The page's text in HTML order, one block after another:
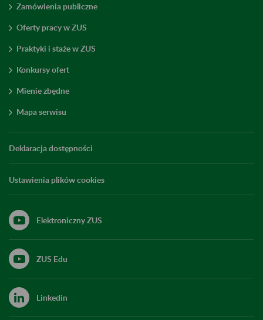
Zamówienia publiczne
Oferty pracy w ZUS
Praktyki i staże w ZUS
Konkursy ofert
Mienie zbędne
Mapa serwisu
Deklaracja dostępności
Ustawienia plików cookies
Elektroniczny ZUS
ZUS Edu
Linkedin